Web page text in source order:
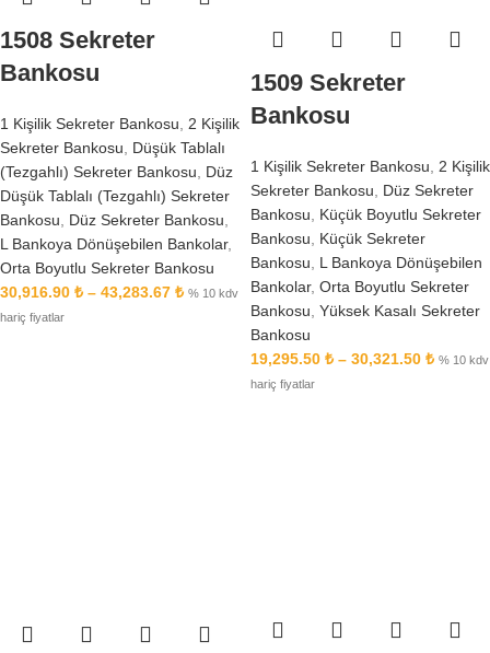
1508 Sekreter
Bankosu
1 Kişilik Sekreter Bankosu
2 Kişilik
Sekreter Bankosu
Düşük Tablalı
(Tezgahlı) Sekreter Bankosu
Düz
Düşük Tablalı (Tezgahlı) Sekreter
Bankosu
Düz Sekreter Bankosu
L Bankoya Dönüşebilen Bankolar,
Orta Boyutlu Sekreter Bankosu
30,916.90 ₺ – 43,283.67 ₺ % 10 kdv
hariç fiyatlar
1509 Sekreter
Bankosu
1 Kişilik Sekreter Bankosu
2 Kişilik
Sekreter Bankosu
Düz Sekreter
Bankosu
Küçük Boyutlu Sekreter
Bankosu
Küçük Sekreter
Bankosu
L Bankoya Dönüşebilen
Bankolar, Orta Boyutlu Sekreter
Bankosu Yüksek Kasalı Sekreter
Bankosu
19,295.50 ₺ – 30,321.50 ₺ % 10 kdv
hariç fiyatlar